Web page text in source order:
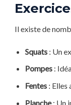
Il existe de
Squats: Un
Pompes:
Fentes: Elles
Planche: Un